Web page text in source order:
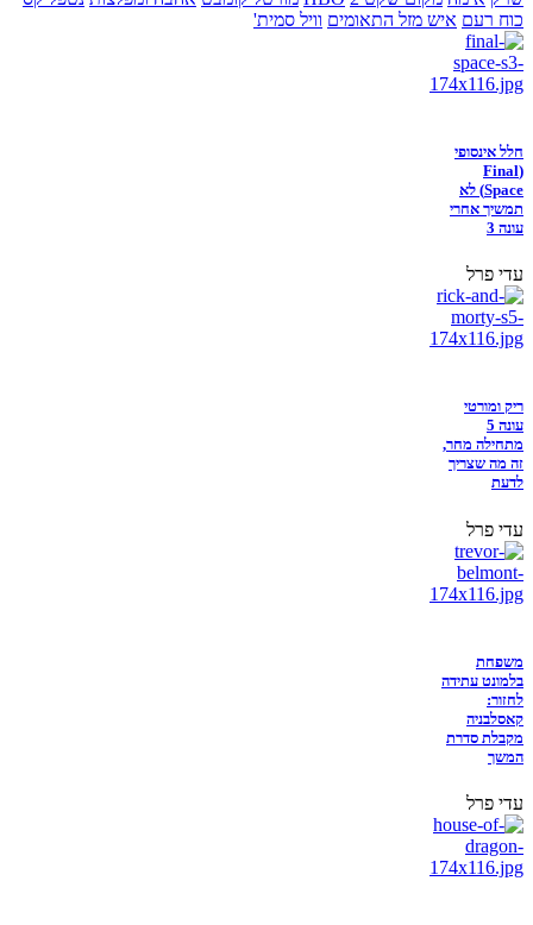
כוח רעם איש מזל התאומים וויל סמית'
חלל אינסופי
(Final
Space) לא
תמשיך אחרי
עונה 3
עדי פרל
ריק ומורטי
עונה 5
מתחילה מחר,
זה מה שצריך
לדעת
עדי פרל
משפחת
בלמונט עתידה
לחזור:
קאסלבניה
מקבלת סדרת
המשך
עדי פרל